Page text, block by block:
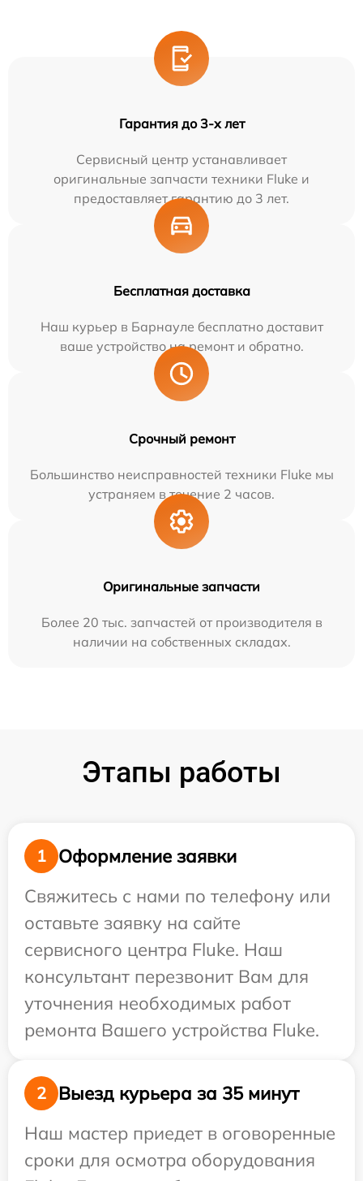
Гарантия до 3-х лет
Сервисный центр устанавливает
оригинальные запчасти техники Fluke и
предоставляет гарантию до 3 лет.
Бесплатная доставка
Наш курьер в Барнауле бесплатно доставит
ваше устройство на ремонт и обратно.
Срочный ремонт
Большинство неисправностей техники Fluke мы
устраняем в течение 2 часов.
Оригинальные запчасти
Более 20 тыс. запчастей от производителя в
наличии на собственных складах.
Этапы работы
1
Оформление заявки
Свяжитесь с нами по телефону или
оставьте заявку на сайте
сервисного центра Fluke. Наш
консультант перезвонит Вам для
уточнения необходимых работ
ремонта Вашего устройства Fluke.
2
Выезд курьера за 35 минут
Наш мастер приедет в оговоренные
сроки для осмотра оборудования